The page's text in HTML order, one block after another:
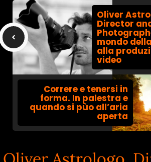
Oliver
Director
mondo
alla
video
Correre e tenersi in
forma. In palestra e
quando si pùo all’aria
aperta